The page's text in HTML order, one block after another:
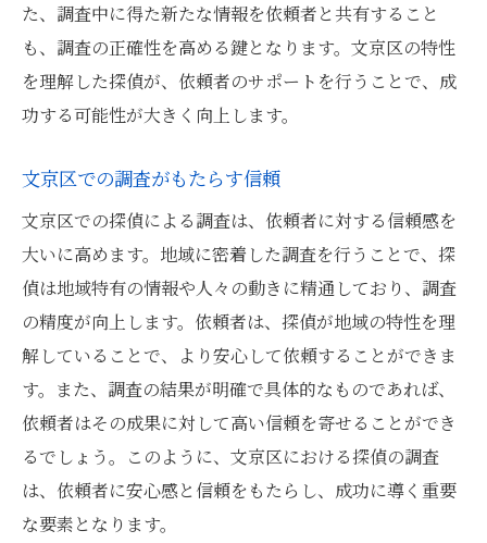
探偵選びの際の重要なポイント
安心できる探偵の選び方
依頼者が感じる安心感の要因
口コミや評判を活用した探偵選び
探偵選びがもたらす安心と信頼
地域密着型探偵による文京区での調査成功の秘
訣
文京区内での成功事例から学ぶ
地域密着型探偵の魅力
成功事例に裏付けされた信頼性
地域特性を考慮した調査での成果
探偵の細やかな対応と成功の秘訣
た、調査中に得た新たな情報を依頼者と共有すること
も、調査の正確性を高める鍵となります。文京区の特性
を理解した探偵が、依頼者のサポートを行うことで、成
功する可能性が大きく向上します。
文京区での調査がもたらす信頼
文京区での探偵による調査は、依頼者に対する信頼感を
大いに高めます。地域に密着した調査を行うことで、探
偵は地域特有の情報や人々の動きに精通しており、調査
の精度が向上します。依頼者は、探偵が地域の特性を理
解していることで、より安心して依頼することができま
す。また、調査の結果が明確で具体的なものであれば、
依頼者はその成果に対して高い信頼を寄せることができ
るでしょう。このように、文京区における探偵の調査
は、依頼者に安心感と信頼をもたらし、成功に導く重要
な要素となります。